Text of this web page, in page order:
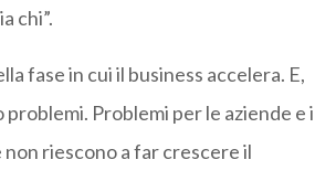
chi”.
fase in cui il business accelera. E,
problemi. Problemi per le aziende e i
riescono a far crescere il